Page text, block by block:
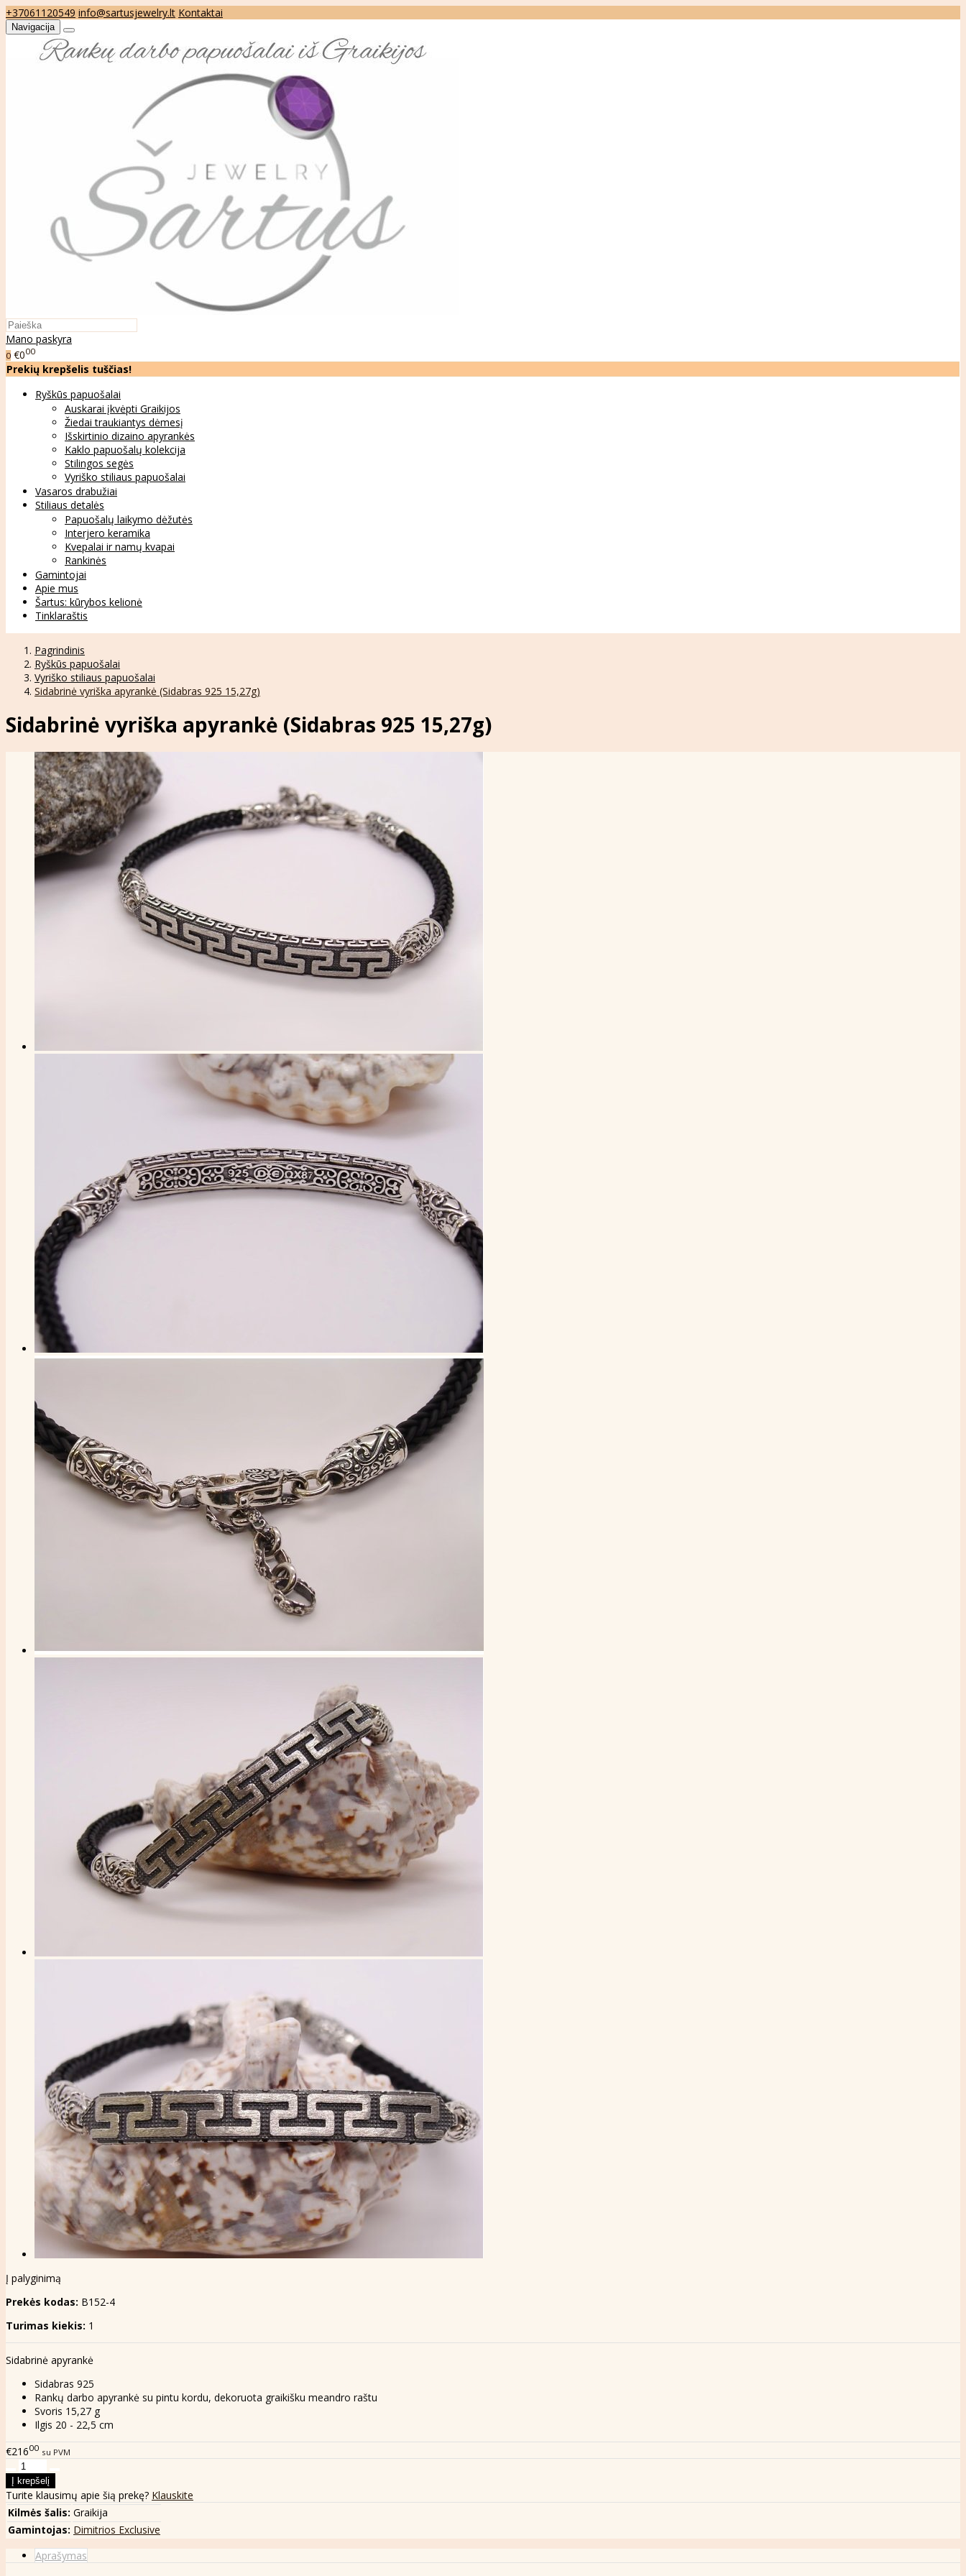
+37061120549 info@sartusjewelry.lt Kontaktai
Navigacija
Mano paskyra
0 €000
Prekių krepšelis tuščias!
Ryškūs papuošalai
Auskarai įkvėpti Graikijos
Žiedai traukiantys dėmesį
Išskirtinio dizaino apyrankės
Kaklo papuošalų kolekcija
Stilingos segės
Vyriško stiliaus papuošalai
Vasaros drabužiai
Stiliaus detalės
Papuošalų laikymo dėžutės
Interjero keramika
Kvepalai ir namų kvapai
Rankinės
Gamintojai
Apie mus
Šartus: kūrybos kelionė
Tinklaraštis
Pagrindinis
Ryškūs papuošalai
Vyriško stiliaus papuošalai
Sidabrinė vyriška apyrankė (Sidabras 925 15,27g)
Sidabrinė vyriška apyrankė (Sidabras 925 15,27g)
Į palyginimą
Prekės kodas: B152-4
Turimas kiekis: 1
Sidabrinė apyrankė
Sidabras 925
Rankų darbo apyrankė su pintu kordu, dekoruota graikišku meandro raštu
Svoris 15,27 g
Ilgis 20 - 22,5 cm
€21600 su PVM
Turite klausimų apie šią prekę? Klauskite
Kilmės šalis: Graikija
Gamintojas: Dimitrios Exclusive
Aprašymas